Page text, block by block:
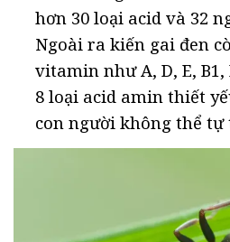
hơn 30 loại acid và 32
Ngoài ra kiến gai đen
vitamin như A, D, E, B1,
8 loại acid amin thiết
con người không thể tự